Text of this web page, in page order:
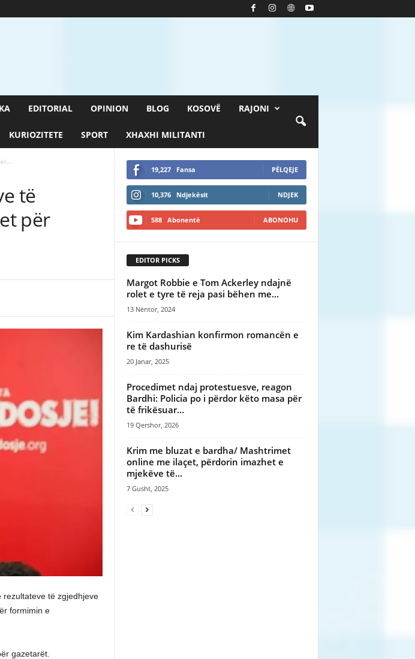
EDITORIAL OPINION BLOG KOSOVË RAJONI
KURIOZITETE SPORT XHAXHI MILITANTI
të
për
rezultateve të zgjedhjeve
formimin e
gazetarët.
19,227 Fansa PËLQEJE
10,376 Ndjekësit NDJEK
588 Abonentë ABONOHU
EDITOR PICKS
​Margot Robbie e Tom Ackerley ndajnë
rolet e tyre të reja pasi bëhen me...
13 Nëntor, 2024
Kim Kardashian konfirmon romancën e
re të dashurisë
20 Janar, 2025
Procedimet ndaj protestuesve, reagon
Bardhi: Policia po i përdor këto masa për
të frikësuar...
19 Qershor, 2026
Krim me bluzat e bardha/ Mashtrimet
online me ilaçet, përdorin imazhet e
mjekëve të...
7 Gusht, 2025